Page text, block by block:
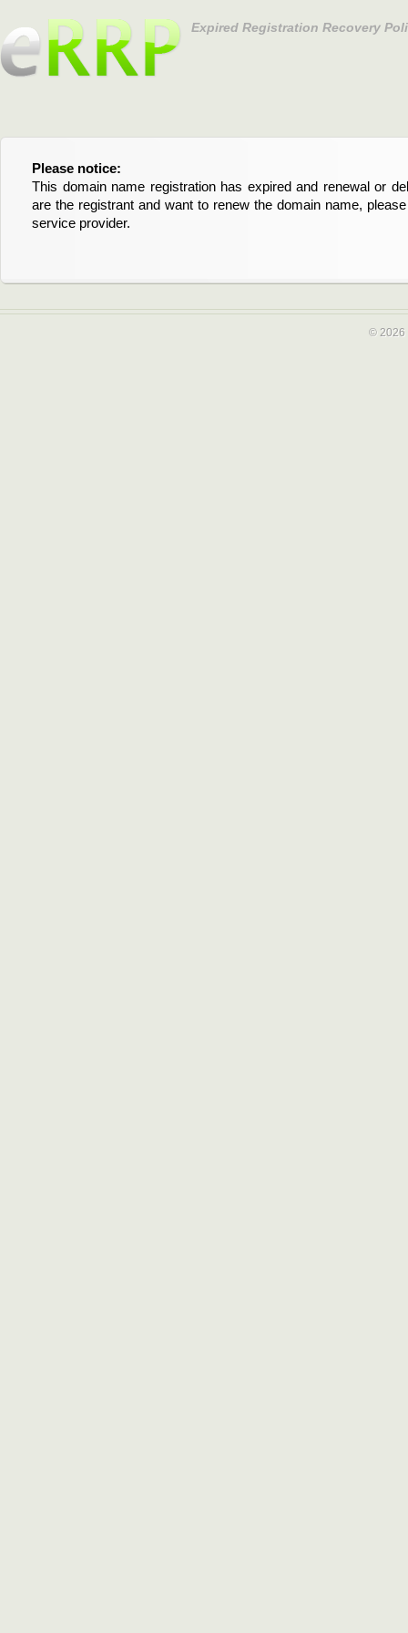
Expired Registration Recovery
Please notice:
This domain name registration has expired and renewal or
are the registrant and want to renew the domain name,
service provider.
Bitte beachten Sie:
Diese Domainregistrierung ist abgelaufen und die
Domain stehen an. Wenn Sie der Registrant sind und
verlängern möchten, kontaktieren Sie bitte Ihren Service-
© 2026